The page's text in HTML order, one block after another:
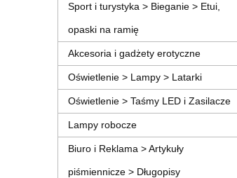
Sport i turystyka > Bieganie > Etui,
opaski na ramię
Akcesoria i gadżety erotyczne
Oświetlenie > Lampy > Latarki
Oświetlenie > Taśmy LED i Zasilacze
Lampy robocze
Biuro i Reklama > Artykuły
piśmiennicze > Długopisy